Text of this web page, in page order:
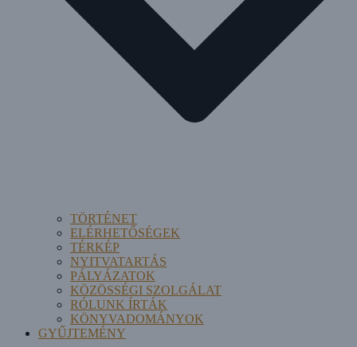
TÖRTÉNET
ELÉRHETŐSÉGEK
TÉRKÉP
NYITVATARTÁS
PÁLYÁZATOK
KÖZÖSSÉGI SZOLGÁLAT
RÓLUNK ÍRTÁK
KÖNYVADOMÁNYOK
GYŰJTEMÉNY